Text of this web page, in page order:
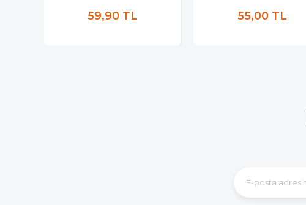
59,90 TL 55,00 TL